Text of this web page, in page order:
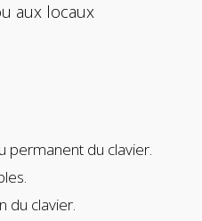
aux locaux
permanent du clavier.
du clavier.